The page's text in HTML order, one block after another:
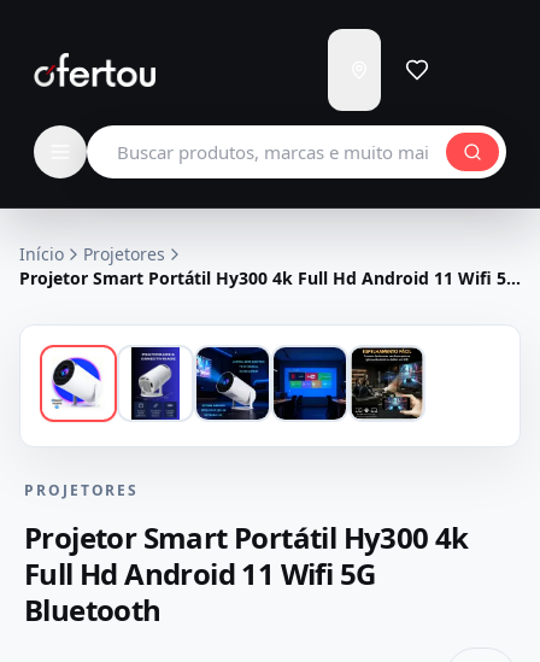
para
Carregando...
Buscar produtos
Início
Projetores
Projetor Smart Portátil Hy300 4k Full Hd Android 11 Wifi 5G
PROJETORES
Projetor Smart Portátil Hy300 4k
Full Hd Android 11 Wifi 5G
Bluetooth